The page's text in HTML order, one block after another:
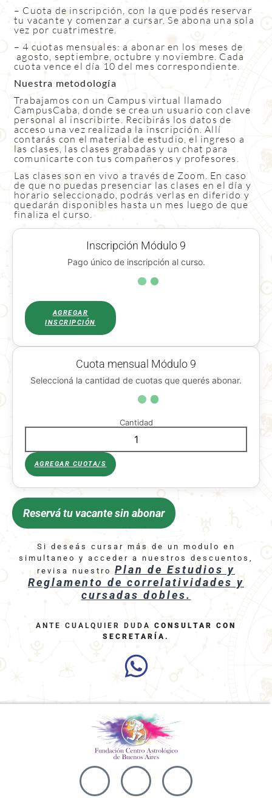
– Cuota de inscripción, con la que podés reservar
tu vacante y comenzar a cursar. Se abona una sola
vez por cuatrimestre.
– 4 cuotas mensuales: a abonar en los meses de
agosto, septiembre, octubre y noviembre. Cada
cuota vence el día 10 del mes correspondiente.
Nuestra metodología
Trabajamos con un Campus virtual llamado
CampusCaba, donde se crea un usuario con clave
personal al inscribirte. Recibirás los datos de
acceso una vez realizada la inscripción. Allí
contarás con el material de estudio, el ingreso a
las clases, las clases grabadas y un chat para
comunicarte con tus compañeros y profesores.
Las clases son en vivo a través de Zoom. En caso
de que no puedas presenciar las clases en el día y
horario seleccionado, podrás verlas en diferido y
quedarán disponibles hasta un mes luego de que
finaliza el curso.
Inscripción Módulo 9
Pago único de inscripción al curso.
AGREGAR
INSCRIPCIÓN
Cuota mensual Módulo 9
Seleccioná la cantidad de cuotas que querés abonar.
Cantidad
AGREGAR CUOTA/S
Reservá tu vacante sin abonar
Si deseás cursar más de un modulo en
simultaneo y acceder a nuestros descuentos,
revisa nuestro Plan de Estudios y
Reglamento de correlatividades y
cursadas dobles.
ANTE CUALQUIER DUDA CONSULTAR CON
SECRETARÍA .